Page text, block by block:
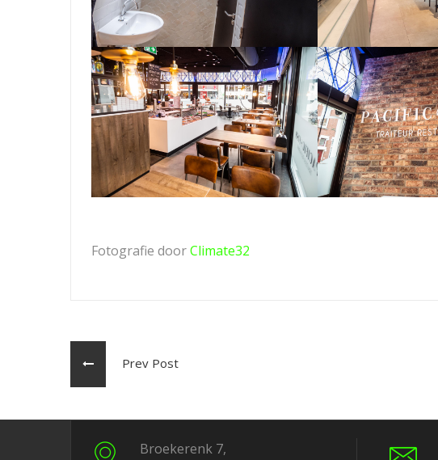
Fotografie doorClimate32
Prev Post
Broekerenk 7,